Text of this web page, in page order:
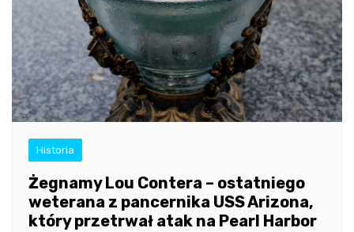
Historia
Żegnamy Lou Contera – ostatniego
weterana z pancernika USS Arizona,
który przetrwał atak na Pearl Harbor